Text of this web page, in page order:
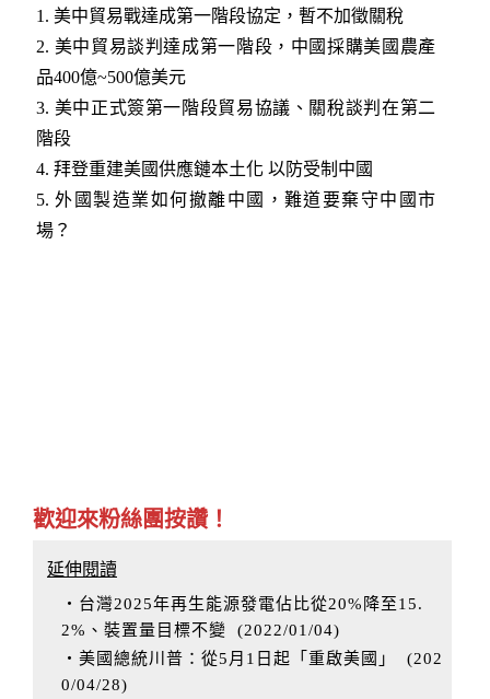
1. 美中貿易戰達成第一階段協定，暫不加徵關稅
2. 美中貿易談判達成第一階段，中國採購美國農產
品400億~500億美元
3. 美中正式簽第一階段貿易協議、關稅談判在第二
階段
4. 拜登重建美國供應鏈本土化 以防受制中國
5.外國製造業如何撤離中國，難道要棄守中國市
場？
歡迎來粉絲團按讚！
延伸閱讀
‧台灣2025年再生能源發電佔比從20%降至15.
2%、裝置量目標不變 (2022/01/04)
‧美國總統川普：從5月1日起「重啟美國」
(202
0/04/28)